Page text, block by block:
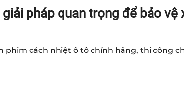
pháp quan trọng để bảo vệ
phim cách nhiệt ô tôchính hãng, thi công